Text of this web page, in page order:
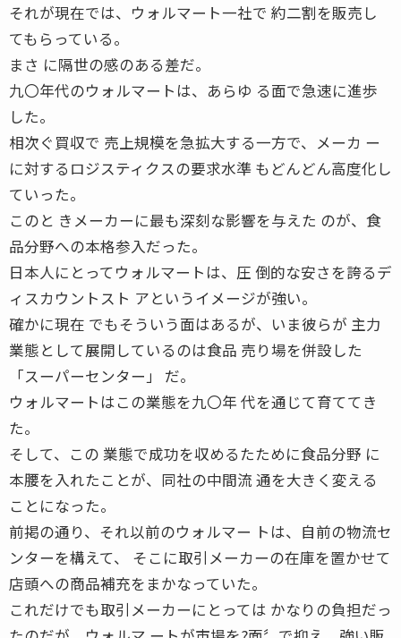
それが現在では、ウォルマート一社で 約二割を販売し
てもらっている。
まさ に隔世の感のある差だ。
九〇年代のウォルマートは、あらゆ る面で急速に進歩
した。
相次ぐ買収で 売上規模を急拡大する一方で、メーカ ー
に対するロジスティクスの要求水準 もどんどん高度化し
ていった。
このと きメーカーに最も深刻な影響を与えた のが、食
品分野への本格参入だった。
日本人にとってウォルマートは、圧 倒的な安さを誇るデ
ィスカウントスト アというイメージが強い。
確かに現在 でもそういう面はあるが、いま彼らが 主力
業態として展開しているのは食品 売り場を併設した
「スーパーセンター」 だ。
ウォルマートはこの業態を九〇年 代を通じて育ててき
た。
そして、この 業態で成功を収めるたために食品分野 に
本腰を入れたことが、同社の中間流 通を大きく変える
ことになった。
前掲の通り、それ以前のウォルマー トは、自前の物流セ
ンターを構えて、 そこに取引メーカーの在庫を置かせて
店頭への商品補充をまかなっていた。
これだけでも取引メーカーにとっては かなりの負担だっ